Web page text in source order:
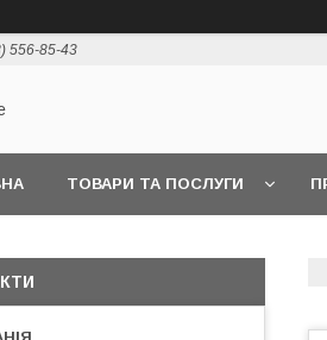
556-85-43
ТОВАРИ ТА ПОСЛУГИ